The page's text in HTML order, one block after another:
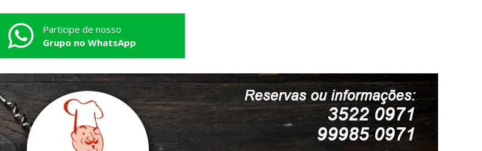
Participe de nosso
Grupo no WhatsApp